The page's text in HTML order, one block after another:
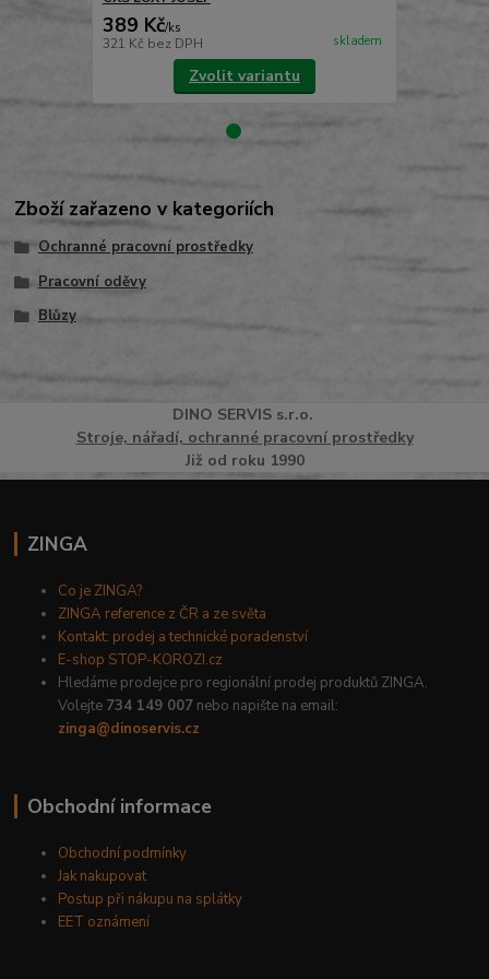
389 Kč/ks
321 Kč bez DPH skladem
Zvolit variantu
Zboží zařazeno v kategoriích
Ochranné pracovní prostředky
Pracovní oděvy
Blůzy
DINO SERVISs.r.o.
Stroje, nářadí, ochranné pracovní prostředky
Již od roku 1990
ZINGA
Co je ZINGA?
ZINGA reference z ČR a ze světa
Kontakt: prodej a technické poradenství
E-shop STOP-KOROZI.cz
Hledáme prodejce pro regionální prodej produktů ZINGA.
Volejte 734 149 007 nebo napište na email:
zinga@dinoservis.cz
Obchodní informace
Obchodní podmínky
Jak nakupovat
Postup při nákupu na splátky
EET oznámení